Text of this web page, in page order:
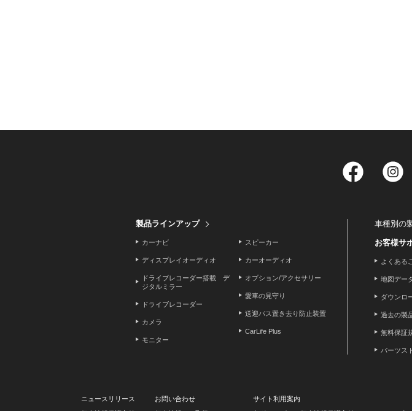
Facebook
製品ラインアップ
カーナビ
ディスプレイオーディオ
ドライブレコーダー搭載 デ
ジタルミラー
ドライブレコーダー
カメラ
モニター
スピーカー
カーオーディオ
オプション/アクセサリー
愛車の見守り
送迎バス置き去り防止装置
CarLife Plus
車種別の
お客様サ
よくある
地図デー
ダウンロ
過去の製
無料保証
パーツス
ニュースリリース お問い合わせ
サイト利用案内